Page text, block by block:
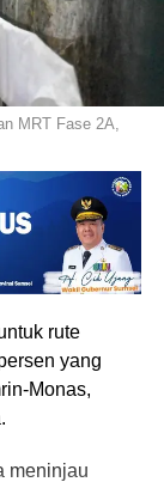
MRT Fase 2A,
rute
yang
Monas,
meninjau